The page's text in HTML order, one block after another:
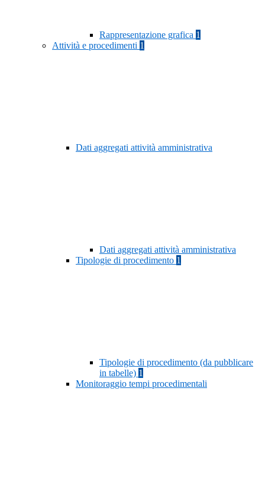
Rappresentazione grafica 1
Attività e procedimenti 1
Dati aggregati attività amministrativa
Dati aggregati attività amministrativa
Tipologie di procedimento 1
Tipologie di procedimento (da pubblicare
in tabelle) 1
Monitoraggio tempi procedimentali